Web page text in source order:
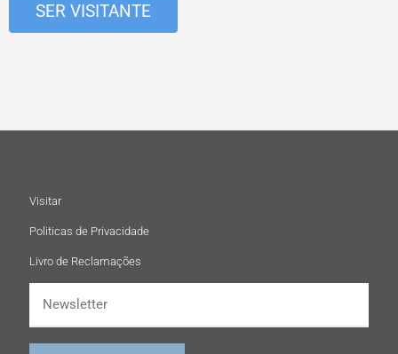
SER VISITANTE
Visitar
Politicas de Privacidade
Livro de Reclamações